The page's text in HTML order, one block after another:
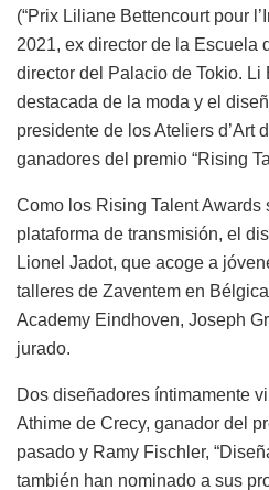
(“Prix Liliane Bettencourt pour
2021, ex director de la Escuela
director del Palacio de Tokio. Li
destacada de la moda y el
presidente de los Ateliers d’Art
ganadores del premio “Rising
Como los Rising Talent Awards
plataforma de transmisión, el
Lionel Jadot, que acoge a
talleres de Zaventem en
Academy Eindhoven, Joseph
jurado.
Dos diseñadores íntimamente
Athime de Crecy, ganador del
pasado y Ramy Fischler,
también han nominado a sus